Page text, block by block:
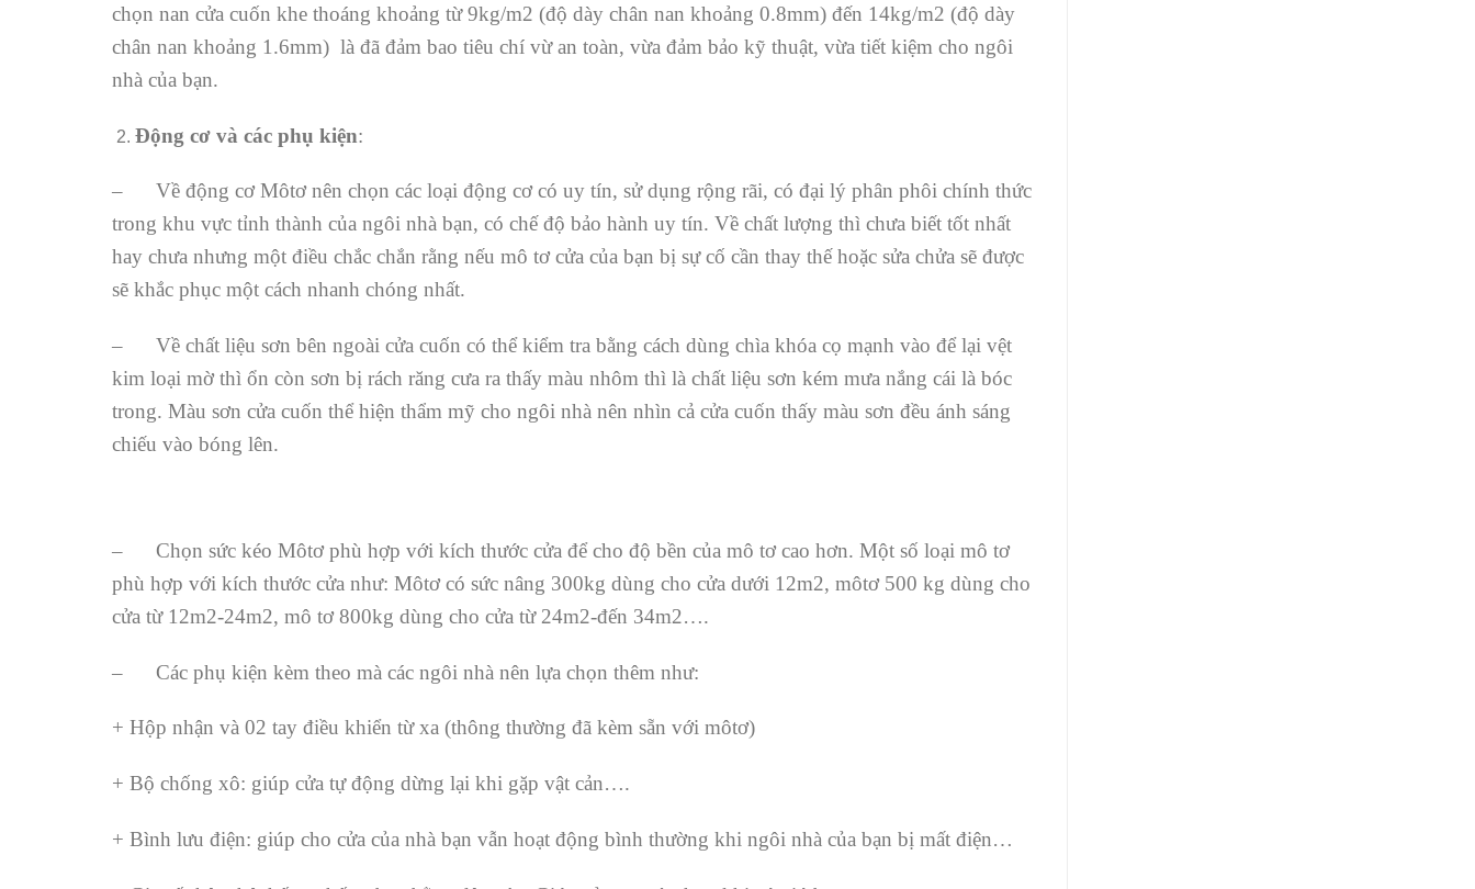
chọn nan cửa cuốn khe thoáng khoảng từ 9kg/m2 (độ dày chân nan khoảng 0.8mm) đến 14kg/m2 (độ dày
chân nan khoảng 1.6mm) là đã đảm bao tiêu chí vừ an toàn, vừa đảm bảo kỹ thuật, vừa tiết kiệm cho ngôi
nhà của bạn.
Động cơ và các phụ kiện:
– Về động cơ Môtơ nên chọn các loại động cơ có uy tín, sử dụng rộng rãi, có đại lý phân phôi chính thức
trong khu vực tỉnh thành của ngôi nhà bạn, có chế độ bảo hành uy tín. Về chất lượng thì chưa biết tốt nhất
hay chưa nhưng một điều chắc chắn rằng nếu mô tơ cửa của bạn bị sự cố cần thay thế hoặc sửa chửa sẽ được
sẽ khắc phục một cách nhanh chóng nhất.
– Về chất liệu sơn bên ngoài cửa cuốn có thể kiểm tra bằng cách dùng chìa khóa cọ mạnh vào để lại vệt
kim loại mờ thì ổn còn sơn bị rách răng cưa ra thấy màu nhôm thì là chất liệu sơn kém mưa nắng cái là bóc
trong. Màu sơn cửa cuốn thể hiện thẩm mỹ cho ngôi nhà nên nhìn cả cửa cuốn thấy màu sơn đều ánh sáng
chiếu vào bóng lên.
– Chọn sức kéo Môtơ phù hợp với kích thước cửa để cho độ bền của mô tơ cao hơn. Một số loại mô tơ
phù hợp với kích thước cửa như: Môtơ có sức nâng 300kg dùng cho cửa dưới 12m2, môtơ 500 kg dùng cho
cửa từ 12m2-24m2, mô tơ 800kg dùng cho cửa từ 24m2-đến 34m2….
– Các phụ kiện kèm theo mà các ngôi nhà nên lựa chọn thêm như:
+ Hộp nhận và 02 tay điều khiển từ xa (thông thường đã kèm sẵn với môtơ)
+ Bộ chống xô: giúp cửa tự động dừng lại khi gặp vật cản….
+ Bình lưu điện: giúp cho cửa của nhà bạn vẫn hoạt động bình thường khi ngôi nhà của bạn bị mất điện…